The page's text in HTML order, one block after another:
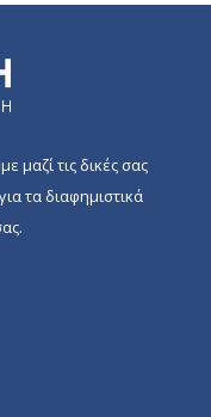
μαζί τις δικές σας
τα διαφημιστικά